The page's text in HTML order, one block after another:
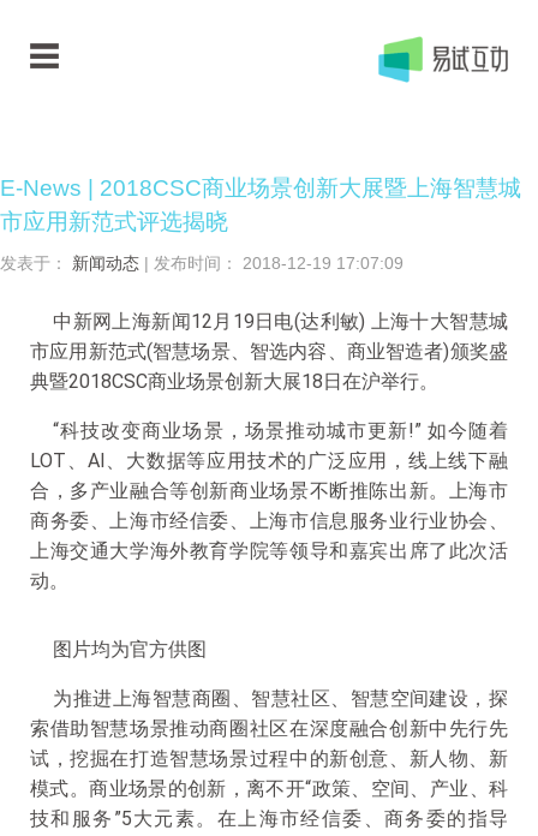
E-News | 2018CSC商业场景创新大展暨上海智慧城
市应用新范式评选揭晓
发表于： 新闻动态 | 发布时间： 2018-12-19 17:07:09
中新网上海新闻12月19日电(达利敏) 上海十大智慧城
市应用新范式(智慧场景、智选内容、商业智造者)颁奖盛
典暨2018CSC商业场景创新大展18日在沪举行。
“科技改变商业场景，场景推动城市更新!” 如今随着
LOT、AI、大数据等应用技术的广泛应用，线上线下融
合，多产业融合等创新商业场景不断推陈出新。上海市
商务委、上海市经信委、上海市信息服务业行业协会、
上海交通大学海外教育学院等领导和嘉宾出席了此次活
动。
图片均为官方供图
为推进上海智慧商圈 、智慧社区、智慧空间建设，探
索借助智慧场景推动商圈社区在深度融合创新中先行先
试，挖掘在打造智慧场景过程中的新创意、新人物、新
模式。商业场景的创新，离不开“政策、空间、产业、科
技和服务”5大元素。在上海市经信委、商务委的指导